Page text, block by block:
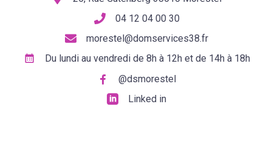
04 12 04 00 30
morestel@domservices38.fr
Du lundi au vendredi de 8h à 12h et de 14h à 18h
@dsmorestel
Linked in